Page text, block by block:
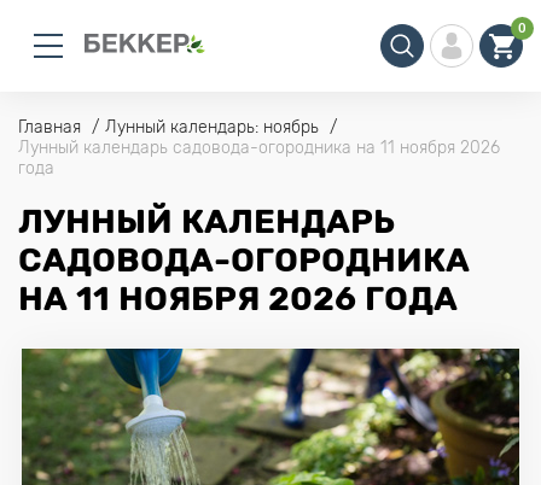
0
Главная
Лунный календарь: ноябрь
Лунный календарь садовода-огородника на 11 ноября 2026
года
ЛУННЫЙ КАЛЕНДАРЬ
САДОВОДА-ОГОРОДНИКА
НА 11 НОЯБРЯ 2026 ГОДА